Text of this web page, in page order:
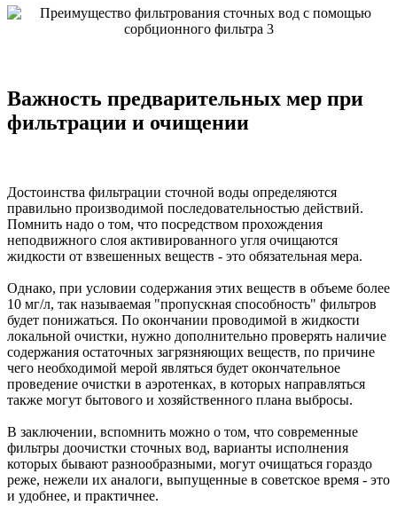
Важность предварительных мер при
фильтрации и очищении
Достоинства фильтрации сточной воды определяются
правильно производимой последовательностью действий.
Помнить надо о том, что посредством прохождения
неподвижного слоя активированного угля очищаются
жидкости от взвешенных веществ - это обязательная мера.
Однако, при условии содержания этих веществ в объеме более
10 мг/л, так называемая "пропускная способность" фильтров
будет понижаться. По окончании проводимой в жидкости
локальной очистки, нужно дополнительно проверять наличие
содержания остаточных загрязняющих веществ, по причине
чего необходимой мерой являться будет окончательное
проведение очистки в аэротенках, в которых направляться
также могут бытового и хозяйственного плана выбросы.
В заключении, вспомнить можно о том, что современные
фильтры доочистки сточных вод, варианты исполнения
которых бывают разнообразными, могут очищаться гораздо
реже, нежели их аналоги, выпущенные в советское время - это
и удобнее, и практичнее.